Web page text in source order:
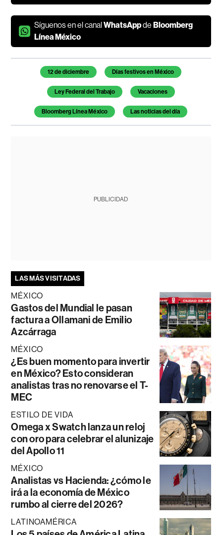
Síguenos en el canalWhatsAppdeBloomberg
Línea México
Temas de este artículo
12 de diciembre Días festivos en México
Ley Federal del Trabajo Vacaciones
Bloomberg Línea México Las noticias del día
PUBLICIDAD
LAS MÁS VISITADAS
MÉXICO
Gastos del Mundial le pasan
factura a Ollamani de Emilio
Azcárraga
MÉXICO
¿Es buen momento para invertir
en México? Esto consideran
analistas tras no renovarse el T-
MEC
ESTILO DE VIDA
Omega x Swatch lanza un reloj
con oro para celebrar el alunizaje
del Apollo 11
MÉXICO
Analistas vs Hacienda: ¿cómo le
irá a la economía de México
rumbo al cierre del 2026?
LATINOAMÉRICA